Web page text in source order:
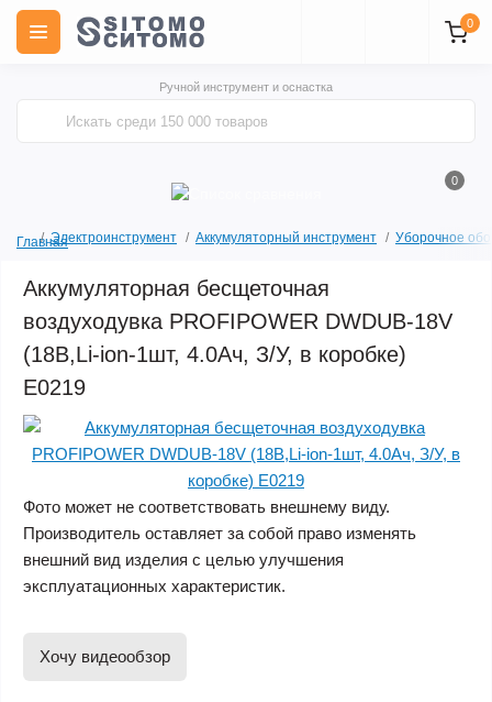
Ручной инструмент и оснастка
0
0
ГлавнаяЭлектроинструмент Аккумуляторный инструмент Уборочное
Аккумуляторная бесщеточная
воздуходувка PROFIPOWER DWDUB-18V
(18В,Li-ion-1шт, 4.0Ач, З/У, в коробке)
E0219
Фото может не соответствовать внешнему виду.
Производитель оставляет за собой право изменять
внешний вид изделия с целью улучшения
эксплуатационных характеристик.
Хочу видеообзор